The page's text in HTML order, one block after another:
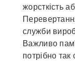
жорсткість
служби
Важливо
потрібно